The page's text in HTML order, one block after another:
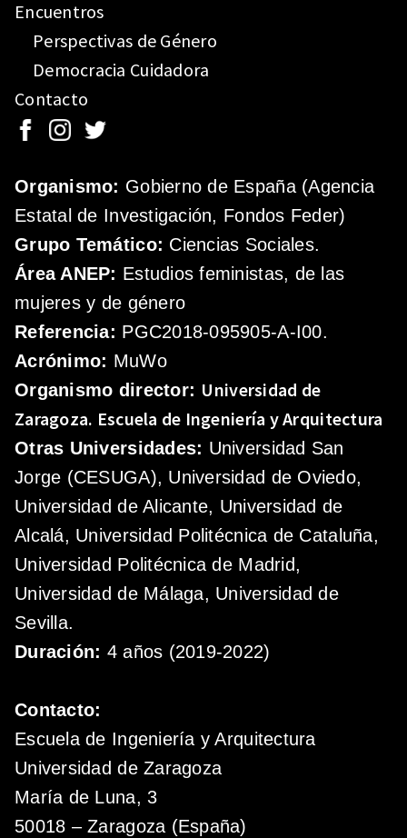
Encuentros
Perspectivas de Género
Democracia Cuidadora
Contacto
Organismo: Gobierno de España (Agencia
Estatal de Investigación, Fondos Feder)
Grupo Temático: Ciencias Sociales.
Área ANEP: Estudios feministas, de las
mujeres y de género
Referencia: PGC2018-095905-A-I00.
Acrónimo: MuWo
Organismo director: Universidad de
Zaragoza. Escuela de Ingeniería y Arquitectura
Otras Universidades: Universidad San
Jorge (CESUGA), Universidad de Oviedo,
Universidad de Alicante, Universidad de
Alcalá, Universidad Politécnica de Cataluña,
Universidad Politécnica de Madrid,
Universidad de Málaga, Universidad de
Sevilla.
Duración: 4 años (2019-2022)
Contacto:
Escuela de Ingeniería y Arquitectura
Universidad de Zaragoza
María de Luna, 3
50018 – Zaragoza (España)